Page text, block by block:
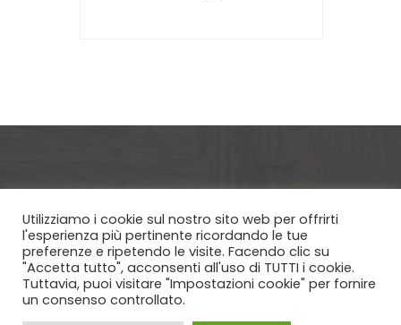
Via Etica ETS - Via Cremona 3 Brescia
25124, CF 98180180170 | Copyright
©2025 All rights reserved | This website
is made by Filippo Fogazzi
Utilizziamo i cookie sul nostro sito web per offrirti
l'esperienza più pertinente ricordando le tue
preferenze e ripetendo le visite. Facendo clic su
"Accetta tutto", acconsenti all'uso di TUTTI i cookie.
Tuttavia, puoi visitare "Impostazioni cookie" per fornire
un consenso controllato.